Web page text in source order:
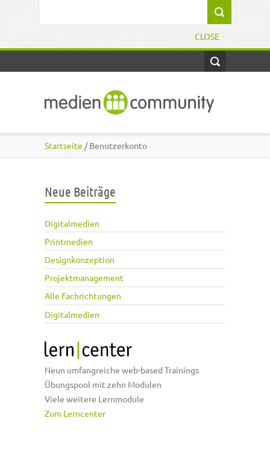
CLOSE
Startseite / Benutzerkonto
Neue Beiträge
Digitalmedien
Printmedien
Designkonzeption
Projektmanagement
Alle Fachrichtungen
Digitalmedien
Neun umfangreiche web-based Trainings
Übungspool mit zehn Modulen
Viele weitere Lernmodule
Zum Lerncenter